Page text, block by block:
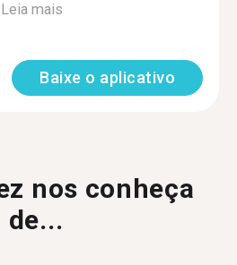
Leia mais
Baixe o aplicativo
nos conheça
de...